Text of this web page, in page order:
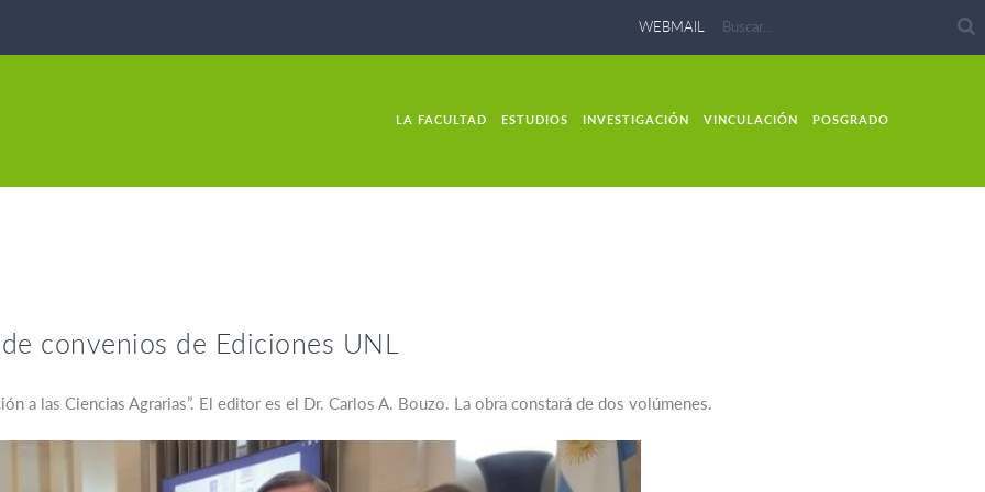
WEBMAIL
LA FACULTAD ESTUDIOS INVESTIGACIÓN VINCULACIÓN POSGRADO
convenios de Ediciones UNL
a las Ciencias Agrarias”. El editor es el Dr. Carlos A. Bouzo. La obra constará de dos volúmenes.